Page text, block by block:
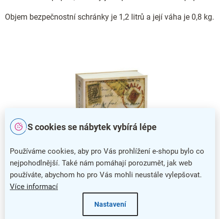
S cookies se nábytek vybírá lépe
Používáme cookies, aby pro Vás prohlížení e-shopu bylo co
nejpohodlnější. Také nám pomáhají porozumět, jak web
používáte, abychom ho pro Vás mohli neustále vylepšovat.
Více informací
Nastavení
Objem bezpečnostní schránky je 1,2 litrů a její váha je 0,8 kg.